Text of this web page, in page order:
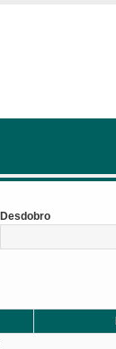
Desdobro